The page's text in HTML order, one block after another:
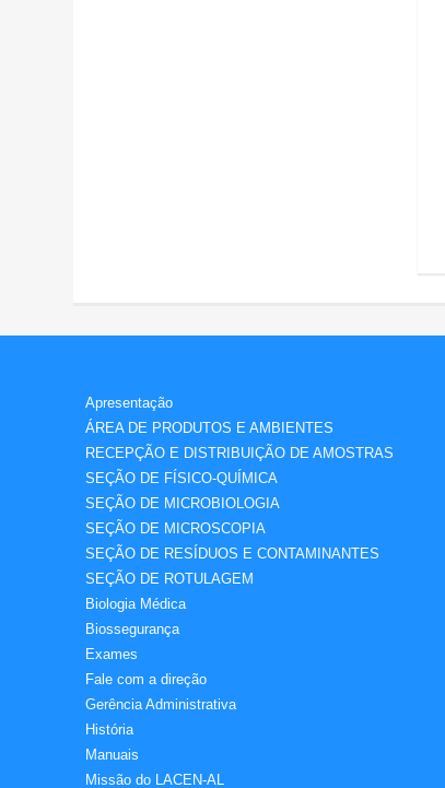
Apresentação
ÁREA DE PRODUTOS E AMBIENTES
RECEPÇÃO E DISTRIBUIÇÃO DE AMOSTRAS
SEÇÃO DE FÍSICO-QUÍMICA
SEÇÃO DE MICROBIOLOGIA
SEÇÃO DE MICROSCOPIA
SEÇÃO DE RESÍDUOS E CONTAMINANTES
SEÇÃO DE ROTULAGEM
Biologia Médica
Biossegurança
Exames
Fale com a direção
Gerência Administrativa
História
Manuais
Missão do LACEN-AL